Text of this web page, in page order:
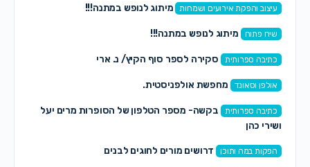
עיצוב והפקת אירועים ושמחות מיתוג לנופש במתנה!!!
שיח פתוח מיתוג לנופש במתנה!!!
כתיבה ספרותית סקירה לספר סוף הקיץ/ נ. ארי
אולפן וסאונד מחפשת אולפניסטית.
כתיבה ספרותית
בקשה- מספר הטלפון של הסופרות מרים יעל
ושירי כהן
הפקות במה ותוכן דרושים מורים לחוגים לבנים